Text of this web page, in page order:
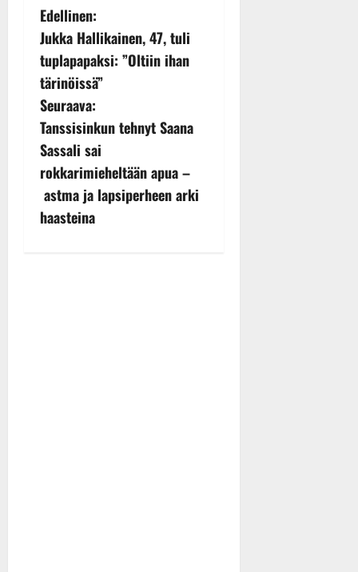
P
o
s
t
n
a
v
Edellinen:
Jukka Hallikainen, 47, tuli
tuplapapaksi: ”Oltiin ihan
tärinöissä”
Seuraava:
Tanssisinkun tehnyt Saana
Sassali sai
rokkarimieheltään apua –
astma ja lapsiperheen arki
haasteina